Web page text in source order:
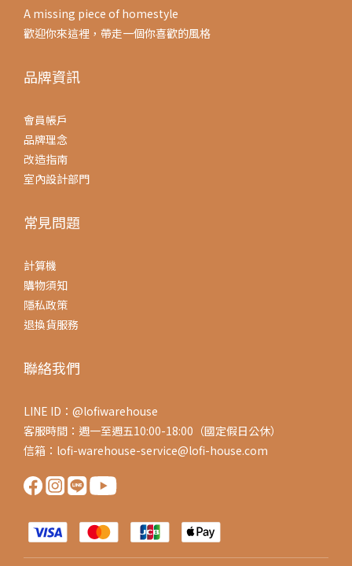
A missing piece of homestyle
歡迎你來這裡，帶走一個你喜歡的風格
品牌資訊
會員帳戶
品牌理念
改造指南
室內設計部門
常見問題
計算機
購物須知
隱私政策
退換貨服務
聯絡我們
LINE ID：@lofiwarehouse
客服時間：週一至週五10:00-18:00（國定假日公休）
信箱：lofi-warehouse-service@lofi-house.com